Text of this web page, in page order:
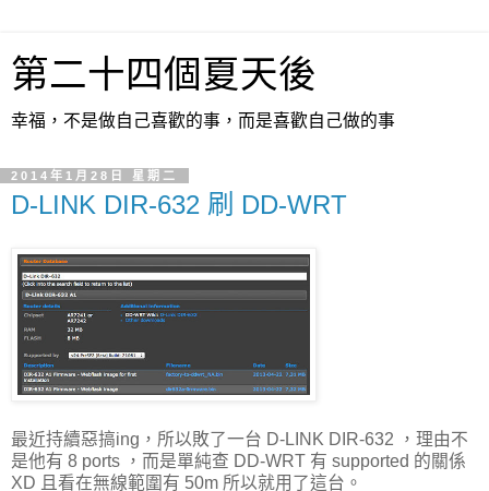
第二十四個夏天後
幸福，不是做自己喜歡的事，而是喜歡自己做的事
2014年1月28日 星期二
D-LINK DIR-632 刷 DD-WRT
最近持續惡搞ing，所以敗了一台 D-LINK DIR-632 ，理由不
是他有 8 ports ，而是單純查 DD-WRT 有 supported 的關係
XD 且看在無線範圍有 50m 所以就用了這台。